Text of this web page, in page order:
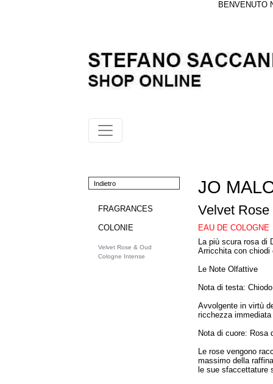
BENVENUTO
Indietro
FRAGRANCES
COLONIE
Velvet Rose & Oud
Cologne Intense
JO
Velvet
EAU DE COLOGNE
La più scura rosa
Arricchita con chiodi
Le Note Olfattive
Nota di testa:
Avvolgente in virtù
ricchezza immediata
Nota di cuore: Rosa
Le rose vengono
massimo della
le sue sfaccettature